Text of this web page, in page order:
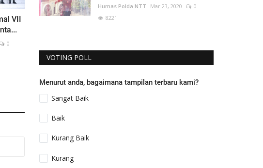
VII
0
Humas Polda NTT Mar 23, 2020
0
8221
VOTING POLL
Menurut anda, bagaimana tampilan terbaru kami?
Sangat Baik
Baik
Kurang Baik
Kurang